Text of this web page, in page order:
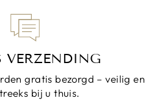
VERZENDING
gratis bezorgd – veilig en
bij u thuis.